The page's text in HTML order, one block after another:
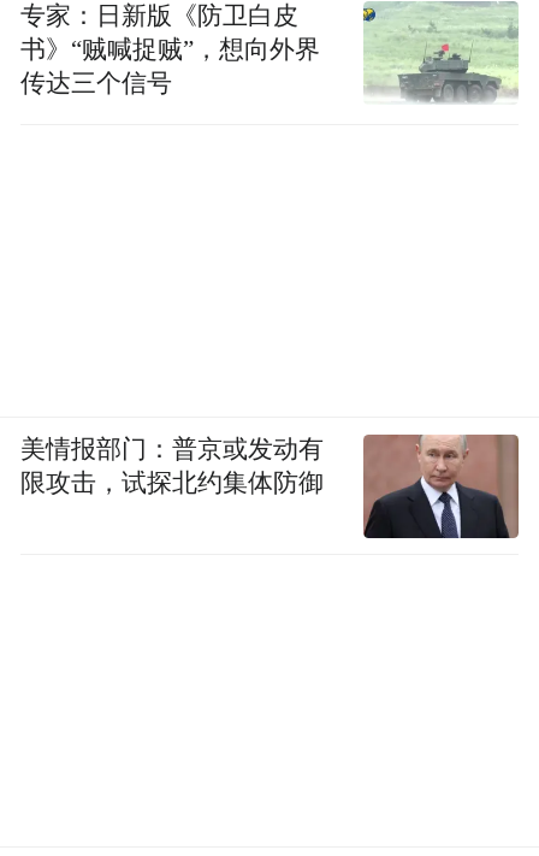
专家：日新版《防卫白皮
书》“贼喊捉贼”，想向外界
传达三个信号
美情报部门：普京或发动有
限攻击，试探北约集体防御